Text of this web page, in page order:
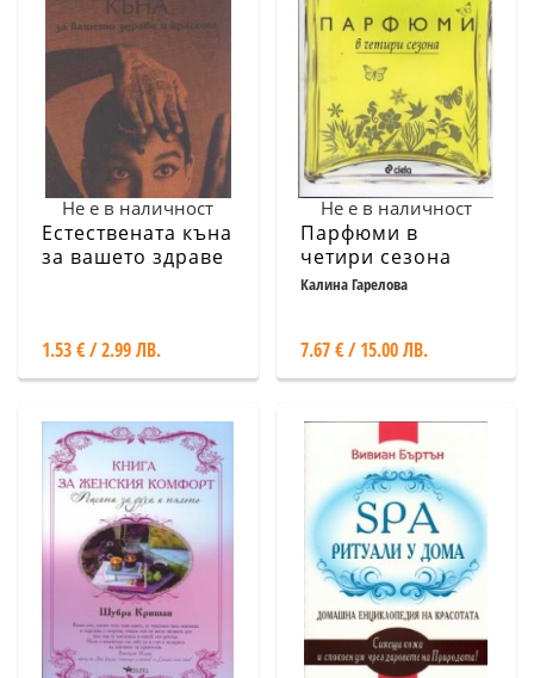
Не е в наличност
Естествената къна
за вашето здраве
1.53 € / 2.99 ЛВ.
Не е в наличност
Парфюми в
четири сезона
Калина Гарелова
7.67 € / 15.00 ЛВ.